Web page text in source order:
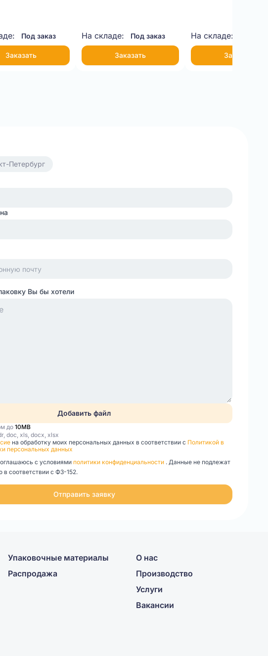
Под заказ
Заказать
На складе: Под заказ
Заказать
На складе:
Заказать
Петербург
Вы бы хотели
Добавить файл
до10MB
doc, xls, docx, xlsx
на обработку моих персональных данных в соответствии с Политикой в
персональных данных
с условиями политики конфиденциальности . Данные не подлежат
в соответствии с ФЗ-152.
Отправить заявку
Упаковочные материалы
Распродажа
О нас
Производство
Услуги
Вакансии